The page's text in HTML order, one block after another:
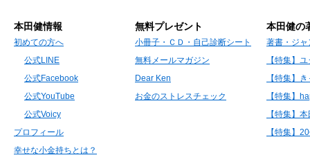
本田健情報
初めての方へ
公式LINE
公式Facebook
公式YouTube
公式Voicy
プロフィール
幸せな小金持ちとは？
無料プレゼント
小冊子・ＣＤ・自己診断シート
無料メールマガジン
Dear Ken
お金のストレスチェック
本田健の
著書・ジャ
【特集】
【特集】
【特集】
【特集】
【特集】